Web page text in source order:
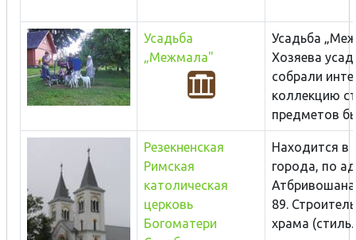
Усадьба
„Межмала"
Усадьба
Хозяева
собрали
коллекцию
предметов
Резекненская
Римская
католическая
церковь
Богоматери
Находится в
города, по
89.
храма